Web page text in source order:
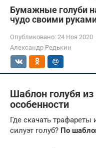
Бумажные голуби
чудо своими
Опубликовано: 24 Ноя 2020
Александр Редькин
Шаблон голубя
особенности
Где скачать
силуэт голуб? По